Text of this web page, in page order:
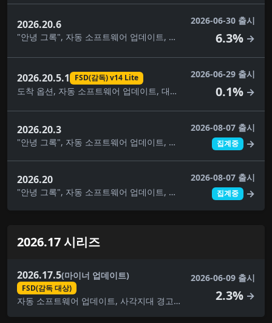
2026.20.6
"안녕 그록", 자동 소프트웨어 업데이트, 사각지대 경고등, 주차 중 사각지대 경고, 대시캠 클립 암호화, 대시캠 뷰어 업데이트, 몰입형 사운드 업그레이드, 건반, 음악 앱 대기열, 페인트 가게, 자녀 보호, 애완동물 모드, 후면 디스플레이, 보안 개선, 스케치북, 슈퍼차저 가격 필터, 여행, 시각적 업데이트, 날씨 지도 개선
2026-06-30 출시
6.3% →
2026.20.5.1 FSD(감독) v14 Lite
도착 옵션, 자동 소프트웨어 업데이트, 대시캠 뷰어 업데이트, FSD(감독) v14 Lite, 완전 자율주행(감독), 건반, 음악 앱 대기열, 애완동물 모드, 보안 개선, 속도 프로필, 공원에서 자율주행 시작, 슈퍼차저 가격 필터, 여행, UI 개선, 날씨 지도 개선
2026-06-29 출시
0.1% →
2026.20.3
"안녕 그록", 자동 소프트웨어 업데이트, 사각지대 경고등, 주차 중 사각지대 경고, 빛이 녹색일 때 차임벨 울리기, 대시캠 클립 암호화, 대시캠 뷰어 업데이트, 몰입형 사운드 업그레이드, 건반, 라이브 카메라 보기, 음악 앱 대기열, 페인트 가게, 자녀 보호, 애완동물 모드, 후면 디스플레이, 보안 개선, 자율주행 앱, 스케치북, 슈퍼차저 가격 필터, 여행, 시각적 업데이트, 날씨 지도 개선
2026-08-07 출시
집계중 →
2026.20
"안녕 그록", 자동 소프트웨어 업데이트, 사각지대 경고등, 대시캠 클립 암호화, 대시캠 뷰어 업데이트, 몰입형 사운드 업그레이드, 건반, 음악 앱 대기열, 페인트 가게, 자녀 보호, 애완동물 모드, 후면 디스플레이, 보안 개선, 스케치북, 슈퍼차저 가격 필터, 여행, 시각적 업데이트, 날씨 지도 개선
2026-08-07 출시
집계중 →
2026.17 시리즈
2026.17.5(마이너 업데이트)
FSD(감독 대상)
자동 소프트웨어 업데이트, 사각지대 경고등, 대시캠 뷰어 업데이트, FSD(감독 대상), 몰입형 사운드 업그레이드, 건반, 사소한 수정, 음악 앱 대기열, 페인트 가게, 애완동물 모드, 후면 디스플레이, 보안 개선, 스케치북, 여행, 시각적 업데이트, 날씨 지도 개선
2026-06-09 출시
2.3% →